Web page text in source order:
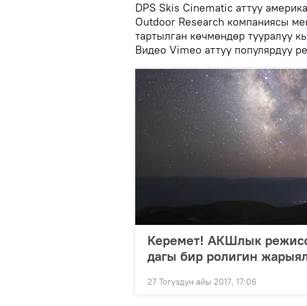
DPS Skis Cinematic аттуу
Outdoor Research компаниясы
тартылган көчмөндөр тууралуу
Видео Vimeo аттуу популярдуу
Керемет! АКШлык
дагы бир ролигин
27 Тогуздун айы 2017, 17:06